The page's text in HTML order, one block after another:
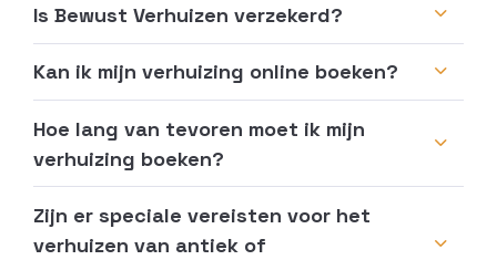
Is Bewust Verhuizen verzekerd?
Kan ik mijn verhuizing online boeken?
Hoe lang van tevoren moet ik mijn
verhuizing boeken?
Zijn er speciale vereisten voor het
verhuizen van antiek of